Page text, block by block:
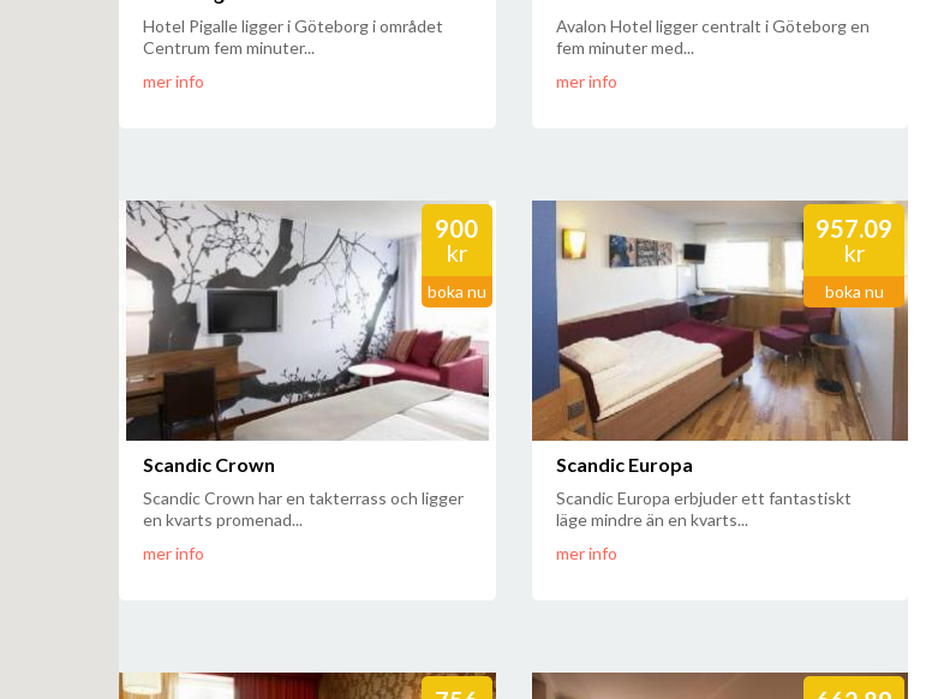
Hotel Pigalle ligger i Göteborg i området
Centrum fem minuter...
mer info
Avalon Hotel ligger centralt i Göteborg en
fem minuter med...
mer info
900
kr
boka nu
Scandic Crown
Scandic Crown har en takterrass och ligger
en kvarts promenad...
mer info
957.09
kr
boka nu
Scandic Europa
Scandic Europa erbjuder ett fantastiskt
läge mindre än en kvarts...
mer info